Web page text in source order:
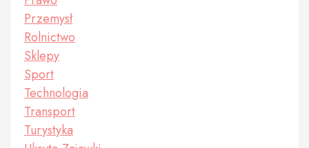
Przemysł
Rolnictwo
Sklepy
Sport
Technologia
Transport
Turystyka